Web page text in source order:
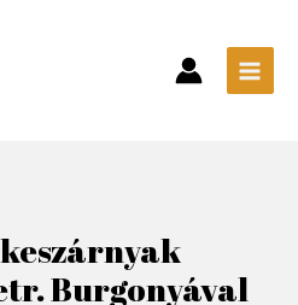
Burgonyával
Ft